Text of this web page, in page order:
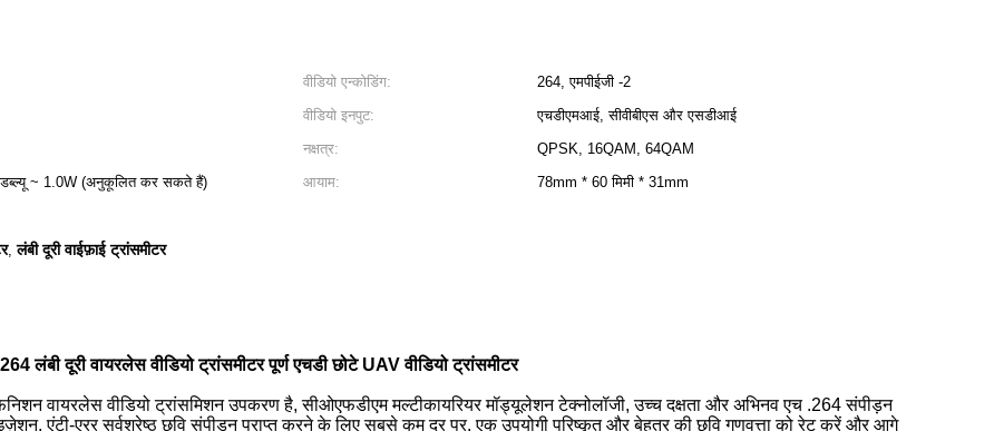
वीडियो एन्कोडिंग:
264, एमपीईजी -2
वीडियो इनपुट:
एचडीएमआई, सीवीबीएस और एसडीआई
नक्षत्र:
QPSK, 16QAM, 64QAM
~ 1.0W (अनुकूलित कर सकते हैं) आयाम:
78mm * 60 मिमी * 31mm
,लंबी दूरी वाईफ़ाई ट्रांसमीटर
लंबी दूरी वायरलेस वीडियो ट्रांसमीटर पूर्ण एचडी छोटे UAV वीडियो ट्रांसमीटर
वायरलेस वीडियो ट्रांसमिशन उपकरण है, सीओएफडीएम मल्टीकायरियर मॉड्यूलेशन टेक्नोलॉजी, उच्च दक्षता और अभिनव एच .264 संपीड़न
एंटी-एरर सर्वश्रेष्ठ छवि संपीड़न प्राप्त करने के लिए सबसे कम दर पर, एक उपयोगी परिष्कृत और बेहतर की छवि गुणवत्ता को रेट करें और आगे